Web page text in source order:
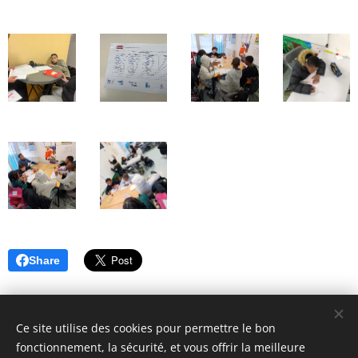
Share
Ce site utilise des cookies pour permettre le bon
fonctionnement, la sécurité, et vous offrir la meilleure